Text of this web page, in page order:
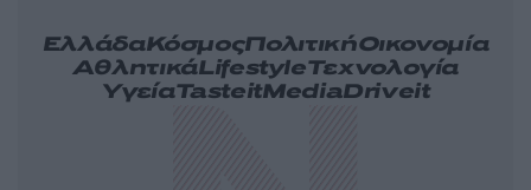
ΕλλάδαΚόσμοςΠολιτικήΟικονομία
ΑθλητικάLifestyleΤεχνολογία
ΥγείαTasteitMediaDriveit